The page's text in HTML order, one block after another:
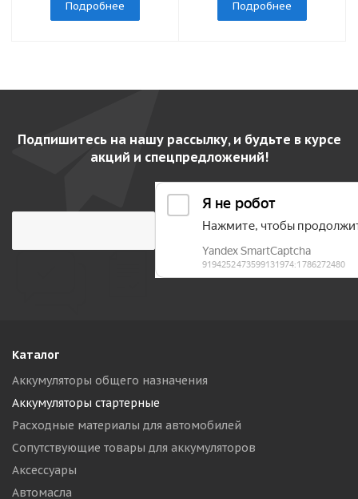
Подробнее Подробнее
Подпишитесь на нашу рассылку, и будьте в курсе
акций и спецпредложений!
Каталог
Аккумуляторы общего назначения
Аккумуляторы стартерные
Расходные материалы для автомобилей
Сопутствующие товары для аккумуляторов
Аксессуары
Автомасла